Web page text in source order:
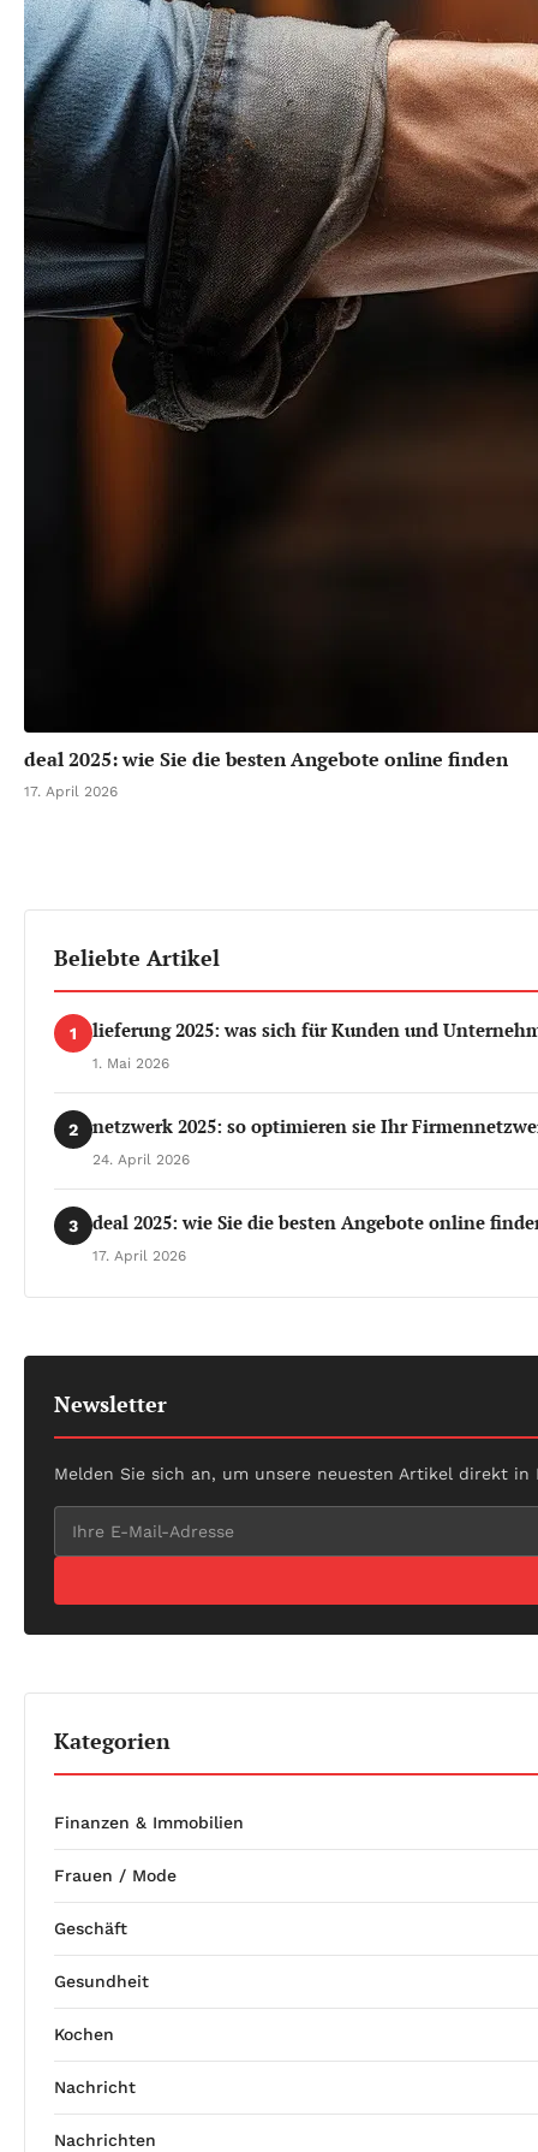
deal 2025: wie Sie die besten Angebote online finden
17. April 2026
Beliebte Artikel
1 lieferung 2025: was sich für Kunden und
1. Mai 2026
2 netzwerk 2025: so optimieren sie Ihr
24. April 2026
3 deal 2025: wie Sie die besten Angebote online
17. April 2026
Newsletter
Melden Sie sich an, um unsere neuesten Artikel direkt
Kategorien
Finanzen & Immobilien
Frauen / Mode
Geschäft
Gesundheit
Kochen
Nachricht
Nachrichten